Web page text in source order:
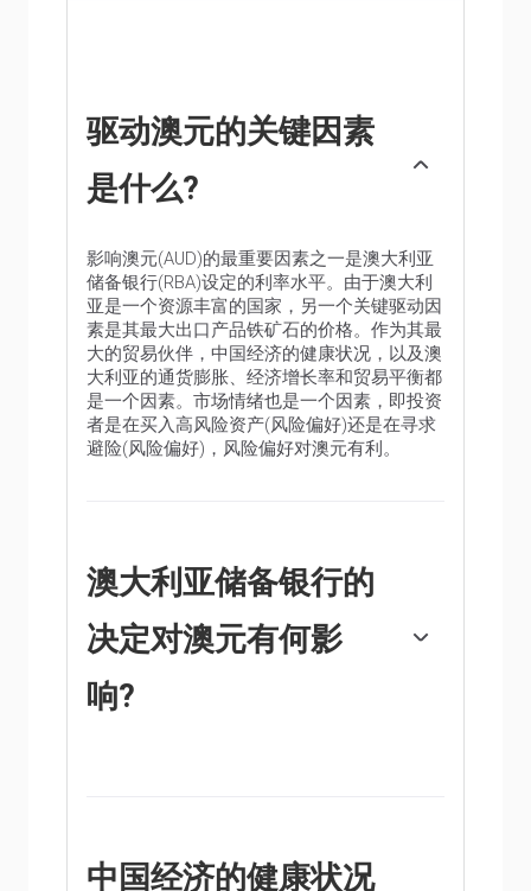
驱动澳元的关键因素
是什么?
影响澳元(AUD)的最重要因素之一是澳大利亚
储备银行(RBA)设定的利率水平。由于澳大利
亚是一个资源丰富的国家，另一个关键驱动因
素是其最大出口产品铁矿石的价格。作为其最
大的贸易伙伴，中国经济的健康状况，以及澳
大利亚的通货膨胀、经济增长率和贸易平衡都
是一个因素。市场情绪也是一个因素，即投资
者是在买入高风险资产(风险偏好)还是在寻求
避险(风险偏好)，风险偏好对澳元有利。
澳大利亚储备银行的
决定对澳元有何影
响?
的稳定通胀率。与其他主要央行相比，相对较
高的利率支持澳元，而相对较低的利率则支持
中国经济的健康状况